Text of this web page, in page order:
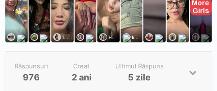
Răspunsuri
976
Creat
2 ani
Ultimul Răspuns
5 zile